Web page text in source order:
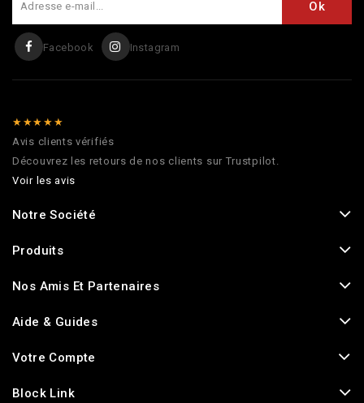
Facebook Instagram
★★★★★
Avis clients vérifiés
Découvrez les retours de nos clients sur Trustpilot.
Voir les avis
Notre Société
Produits
Nos Amis Et Partenaires
Aide & Guides
Votre Compte
Block Link